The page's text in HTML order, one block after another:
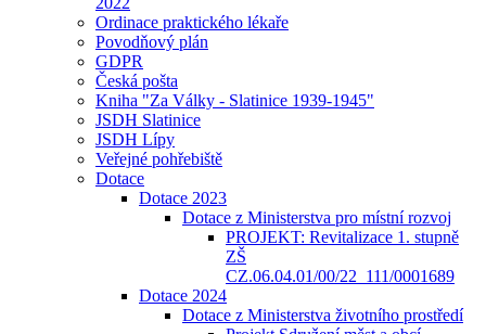
Ordinace praktického lékaře
Povodňový plán
GDPR
Česká pošta
Kniha "Za Války - Slatinice 1939-1945"
JSDH Slatinice
JSDH Lípy
Veřejné pohřebiště
Dotace
Dotace 2023
Dotace z Ministerstva pro místní rozvoj
PROJEKT: Revitalizace 1. stupně
ZŠ
CZ.06.04.01/00/22_111/0001689
Dotace 2024
Dotace z Ministerstva životního prostředí